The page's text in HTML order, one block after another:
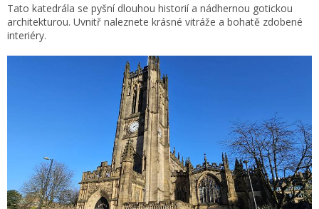
Tato katedrála se pyšní dlouhou historií a nádhernou gotickou
architekturou. Uvnitř naleznete krásné vitráže a bohatě zdobené
interiéry.